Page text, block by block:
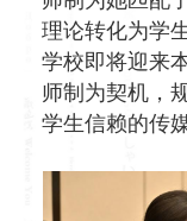
理论转化为学
学校即将迎来
师制为契机，
学生信赖的传